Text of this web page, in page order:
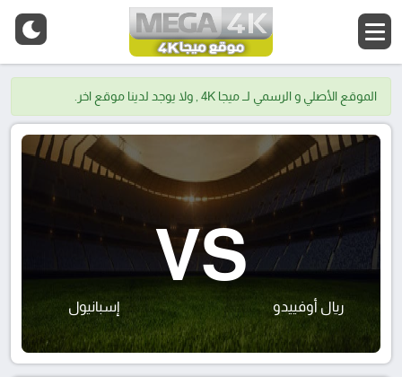
الموقع الأصلي و الرسمي لــ ميجا 4K , ولا يوجد لدينا موقع اخر.
ريال أوفييدو
VS
إسبانيول